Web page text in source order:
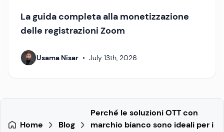
La guida completa alla monetizzazione
delle registrazioni Zoom
Usama Nisar • July 13th, 2026
Home Blog
Perché le soluzioni OTT con
marchio bianco sono ideali per i